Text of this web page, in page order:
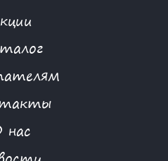
нас